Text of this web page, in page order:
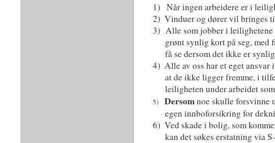
1) Når ingen arbeidere er i
2) Vinduer og dører vil bringes
3) Alle som jobber i
grønt synlig kort på seg, med
få se dersom det ikke er
4) Alle av oss har et eget
at de ikke ligger fremme, i
leiligheten under arbeidet
5) Dersomnoe skulle forsvinne
egen innboforsikring for
6) Ved skade i bolig, som
kan det søkes erstatning via